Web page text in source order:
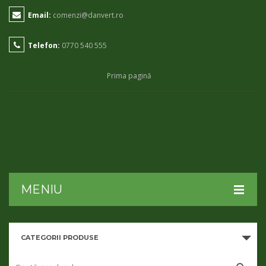
Email: comenzi@danvert.ro
Telefon: 0770 540 555
Prima pagină
MENIU
HOME
CATEGORII PRODUSE